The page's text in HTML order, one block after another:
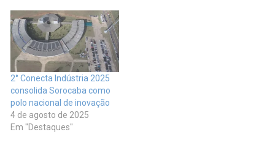
2° Conecta Indústria 2025
consolida Sorocaba como
polo nacional de inovação
4 de agosto de 2025
Em "Destaques"